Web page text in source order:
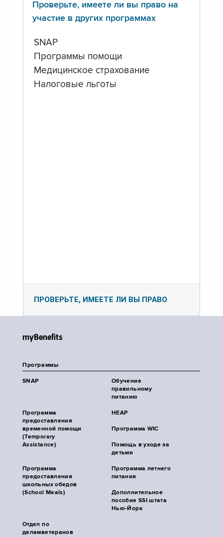
Проверьте, имеете ли вы право на
участие в других программах
SNAP
Программы помощи
Медицинское страхование
Налоговые льготы
ПРОВЕРЬТЕ, ИМЕЕТЕ ЛИ ВЫ ПРАВО
myBenefits
Программы
SNAP
Обучение
правильному
питанию
Программа
предоставления
временной помощи
(Temporary
Assistance)
HEAP
Программа WIC
Помощь в уходе за
детьми
Программа
предоставления
школьных обедов
(School Meals)
Программа летнего
питания
Дополнительное
пособие SSI штата
Нью-Йорк
Отдел по
деламветеранов